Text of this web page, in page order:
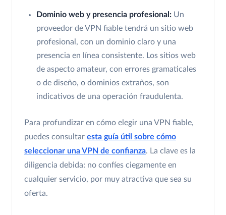
Dominio web y presencia profesional: Un
proveedor de VPN fiable tendrá un sitio web
profesional, con un dominio claro y una
presencia en línea consistente. Los sitios web
de aspecto amateur, con errores gramaticales
o de diseño, o dominios extraños, son
indicativos de una operación fraudulenta.
Para profundizar en cómo elegir una VPN fiable,
puedes consultar esta guía útil sobre cómo
seleccionar una VPN de confianza. La clave es la
diligencia debida: no confíes ciegamente en
cualquier servicio, por muy atractiva que sea su
oferta.